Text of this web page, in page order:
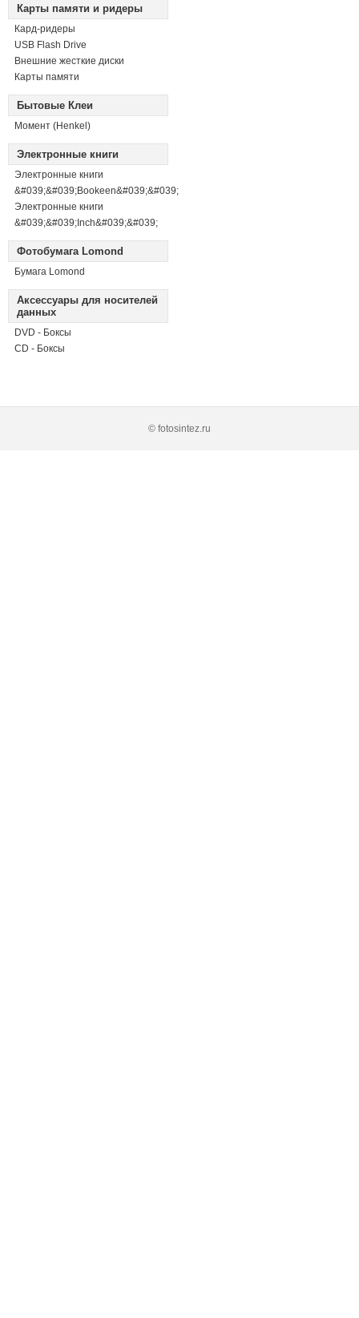
Карты памяти и ридеры
Кард-ридеры
USB Flash Drive
Внешние жесткие диски
Карты памяти
Бытовые Клеи
Момент (Henkel)
Электронные книги
Электронные книги
&#039;&#039;Bookeen&#039;&#039;
Электронные книги
&#039;&#039;Inch&#039;&#039;
Фотобумага Lomond
Бумага Lomond
Аксессуары для носителей
данных
DVD - Боксы
CD - Боксы
© fotosintez.ru